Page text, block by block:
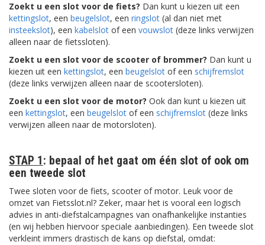
Zoekt u een slot voor de fiets? Dan kunt u kiezen uit een
kettingslot, een beugelslot, een ringslot (al dan niet met
insteekslot), een kabelslot of een vouwslot (deze links verwijzen
alleen naar de fietssloten).
Zoekt u een slot voor de scooter of brommer? Dan kunt u
kiezen uit een kettingslot, een beugelslot of een schijfremslot
(deze links verwijzen alleen naar de scootersloten).
Zoekt u een slot voor de motor? Ook dan kunt u kiezen uit
een kettingslot, een beugelslot of een schijfremslot (deze links
verwijzen alleen naar de motorsloten).
STAP 1 : bepaal of het gaat om één slot of ook om
een tweede slot
Twee sloten voor de fiets, scooter of motor. Leuk voor de
omzet van Fietsslot.nl? Zeker, maar het is vooral een logisch
advies in anti-diefstalcampagnes van onafhankelijke instanties
(en wij hebben hiervoor speciale aanbiedingen). Een tweede slot
verkleint immers drastisch de kans op diefstal, omdat: